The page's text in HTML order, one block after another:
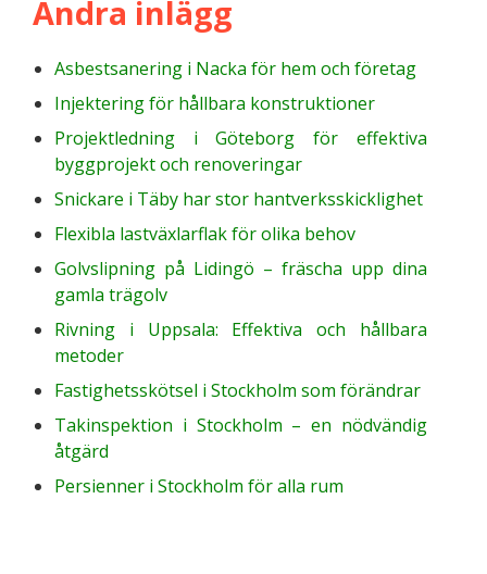
Andra inlägg
Asbestsanering i Nacka för hem och företag
Injektering för hållbara konstruktioner
Projektledning i Göteborg för effektiva
byggprojekt och renoveringar
Snickare i Täby har stor hantverksskicklighet
Flexibla lastväxlarflak för olika behov
Golvslipning på Lidingö – fräscha upp dina
gamla trägolv
Rivning i Uppsala: Effektiva och hållbara
metoder
Fastighetsskötsel i Stockholm som förändrar
Takinspektion i Stockholm – en nödvändig
åtgärd
Persienner i Stockholm för alla rum